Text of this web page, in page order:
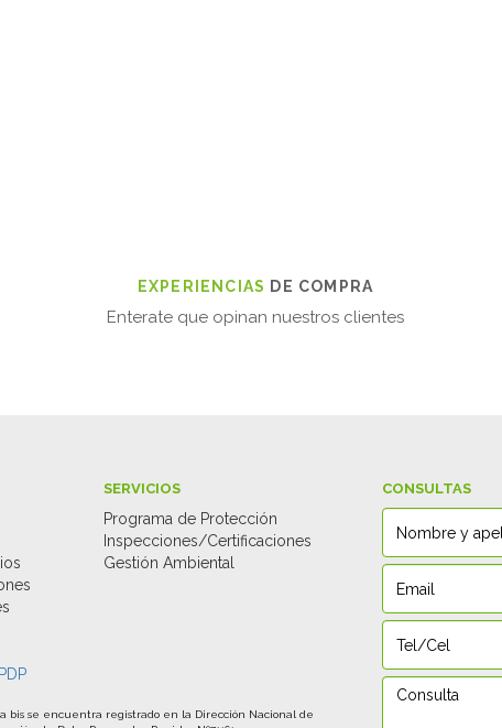
EXPERIENCIAS DE COMPRA
Enterate que opinan nuestros clientes
CONSULTAS
SERVICIOS
Programa de Protección
Inspecciones/Certificaciones
Gestión Ambiental
bis se encuentra registrado en la Dirección Nacional de